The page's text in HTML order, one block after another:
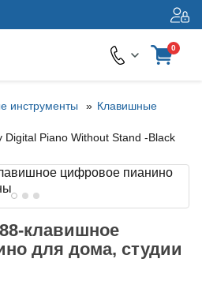
0
инструменты
Клавишные
Digital Piano Without Stand -Black
клавишное
для дома, студии